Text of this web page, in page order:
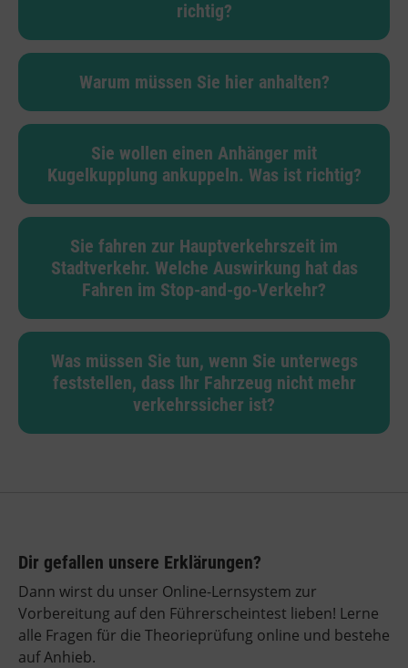
richtig?
Warum müssen Sie hier anhalten?
Sie wollen einen Anhänger mit
Kugelkupplung ankuppeln. Was ist richtig?
Sie fahren zur Hauptverkehrszeit im
Stadtverkehr. Welche Auswirkung hat das
Fahren im Stop-and-go-Verkehr?
Was müssen Sie tun, wenn Sie unterwegs
feststellen, dass Ihr Fahrzeug nicht mehr
verkehrssicher ist?
Dir gefallen unsere Erklärungen?
Dann wirst du unser Online-Lernsystem zur
Vorbereitung auf den Führerscheintest lieben! Lerne
alle Fragen für die Theorieprüfung online und bestehe
auf Anhieb.